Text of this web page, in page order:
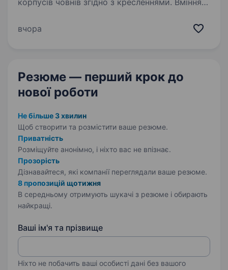
корпусів човнів згідно з кресленнями. Вміння
з електроінструментом Уважність та
вчора
Резюме — перший крок до
нової роботи
Не більше 3 хвилин
Щоб створити та розмістити ваше резюме.
Приватність
Розміщуйте анонімно, і ніхто вас не впізнає.
Прозорість
Дізнавайтеся, які компанії переглядали ваше резюме.
8 пропозицій щотижня
В середньому отримують шукачі з резюме і обирають
найкращі.
Ваші ім'я та прізвище
Ніхто не побачить ваші особисті дані без вашого